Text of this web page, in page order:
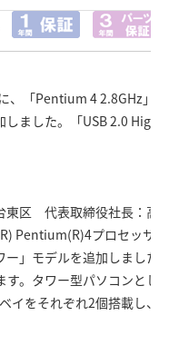
、「Pentium 4 2.8GHz」
しました。「USB 2.0
東区 代表取締役社長：高
Pentium(R)4プロセッサ
」モデルを追加しました
す。タワー型パソコンとし
イをそれぞれ2個搭載し、